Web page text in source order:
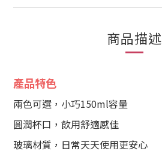
商品描述
產品特色
兩色可選，小巧150ml容量
圓潤杯口，飲用舒適感佳
玻璃材質，日常天天使用更安心